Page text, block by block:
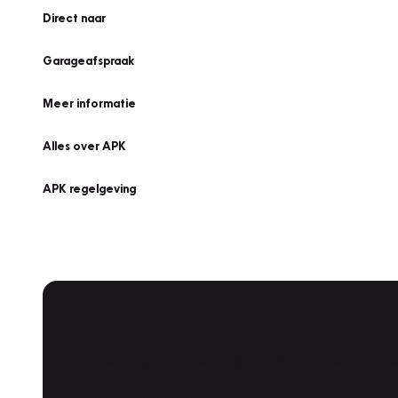
Direct naar
Garageafspraak
Meer informatie
Alles over APK
APK regelgeving